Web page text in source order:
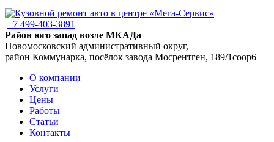
+7 499-403-3891
Район юго запад возле МКАДа
Новомосковский административный округ,
район Коммунарка, посёлок завода Мосрентген, 189/1соор6
О компании
Услуги
Цены
Работы
Статьи
Контакты